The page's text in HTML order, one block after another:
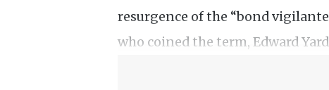
resurgence of the “bond
who coined the term, Edward